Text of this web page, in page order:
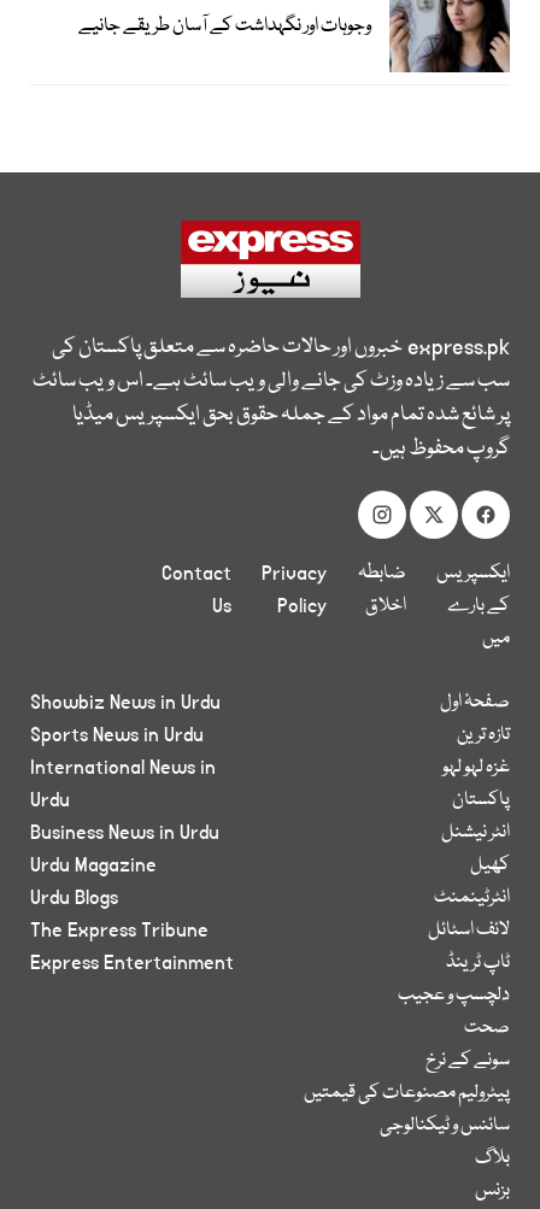
وجوہات اور نگہداشت کے آسان طریقے جانیے
express.pkخبروں اور حالات حاضرہ سے متعلق پاکستان کی
سب سے زیادہ وزٹ کی جانے والی ویب سائٹ ہے۔ اس ویب سائٹ
پر شائع شدہ تمام مواد کے جملہ حقوق بحق ایکسپریس میڈیا
گروپ محفوظ ہیں۔
ایکسپریس
کے بارے
میں
ضابطہ
اخلاق
Privacy
Policy
Contact
Us
صفحۂ اول
تازہ ترین
غزہ لہو لہو
پاکستان
انٹر نیشنل
کھیل
انٹرٹینمنٹ
لائف اسٹائل
ٹاپ ٹرینڈ
دلچسپ و عجیب
صحت
سونے کے نرخ
پیٹرولیم مصنوعات کی قیمتیں
سائنس و ٹیکنالوجی
بلاگ
بزنس
Showbiz News in Urdu
Sports News in Urdu
International News in
Urdu
Business News in Urdu
Urdu Magazine
Urdu Blogs
The Express Tribune
Express Entertainment